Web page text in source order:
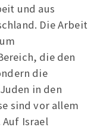
und aus
Die Arbeit
die den
die
in den
sind vor allem
Auf Israel